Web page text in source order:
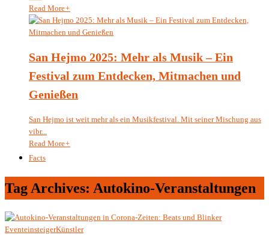
Read More+
San Hejmo 2025: Mehr als Musik – Ein
Festival zum Entdecken, Mitmachen und
Genießen
San Hejmo ist weit mehr als ein Musikfestival. Mit seiner Mischung aus
vibr...
Read More+
Facts
Tag Archives: Autokino-Veranstaltungen
EventeinsteigerKünstler